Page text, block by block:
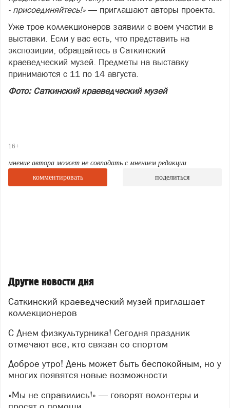
- присоединяйтесь!» — приглашают авторы проекта.
Уже трое коллекционеров заявили с воем участии в
выставки. Если у вас есть, что представить на
экспозиции, обращайтесь в Саткинский
краеведческий музей. Предметы на выставку
принимаются с 11 по 14 августа.
Фото: Саткинский краеведческий музей
16+
мнение автора может не совпадать с мнением редакции
комментировать
поделиться
Другие новости дня
Саткинский краеведческий музей приглашает
коллекционеров
С Днем физкультурника! Сегодня праздник
отмечают все, кто связан со спортом
Доброе утро! День может быть беспокойным, но у
многих появятся новые возможности
«Мы не справились!» — говорят волонтеры и